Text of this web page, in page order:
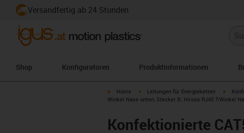
Versandfertig ab 24 Stunden
Shop Konfiguratoren Produktinformationen
igus-icon-arrow-right
Home igus-icon-arrow-right
Leitungen für Energieketten igus-
Winkel Nase unten, Stecker B: Hirose RJ45 T-Winkel
Konfektionierte